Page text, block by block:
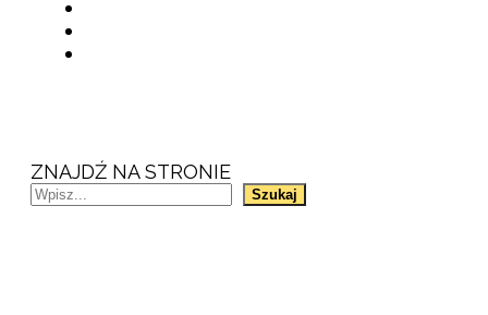
ZNAJDŹ NA STRONIE
Szukaj